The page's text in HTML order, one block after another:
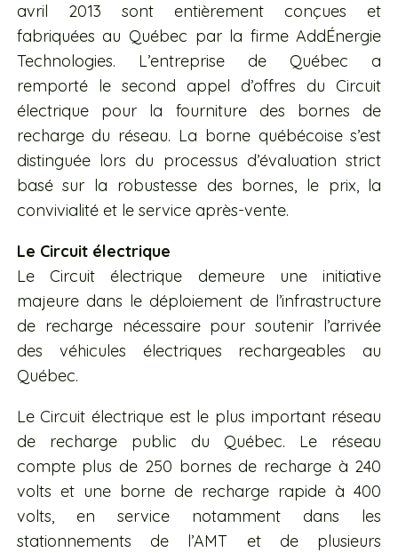
avril 2013 sont entièrement conçues et
fabriquées au Québec par la firme AddÉnergie
Technologies. L’entreprise de Québec a
remporté le second appel d’offres du Circuit
électrique pour la fourniture des bornes de
recharge du réseau. La borne québécoise s’est
distinguée lors du processus d’évaluation strict
basé sur la robustesse des bornes, le prix, la
convivialité et le service après-vente.
Le Circuit électrique
Le Circuit électrique demeure une initiative
majeure dans le déploiement de l’infrastructure
de recharge nécessaire pour soutenir l’arrivée
des véhicules électriques rechargeables au
Québec.
Le Circuit électrique est le plus important réseau
de recharge public du Québec. Le réseau
compte plus de 250 bornes de recharge à 240
volts et une borne de recharge rapide à 400
volts, en service notamment dans les
stationnements de l’AMT et de plusieurs